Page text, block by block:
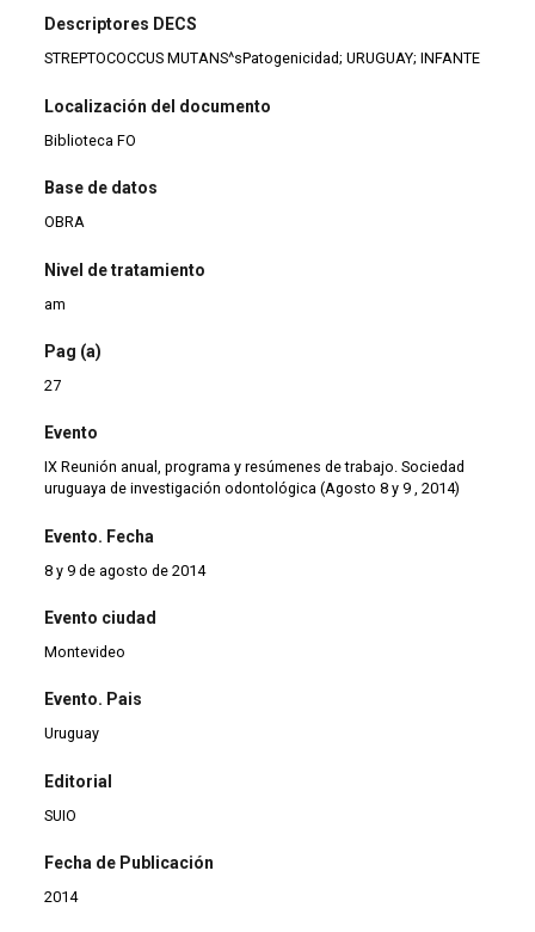
Descriptores DECS
STREPTOCOCCUS MUTANS^sPatogenicidad; URUGUAY; INFANTE
Localización del documento
Biblioteca FO
Base de datos
OBRA
Nivel de tratamiento
am
Pag (a)
27
Evento
IX Reunión anual, programa y resúmenes de trabajo. Sociedad
uruguaya de investigación odontológica (Agosto 8 y 9 , 2014)
Evento. Fecha
8 y 9 de agosto de 2014
Evento ciudad
Montevideo
Evento. Pais
Uruguay
Editorial
SUIO
Fecha de Publicación
2014